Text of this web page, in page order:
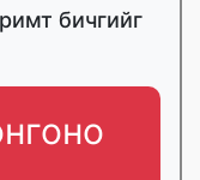
бичгийг